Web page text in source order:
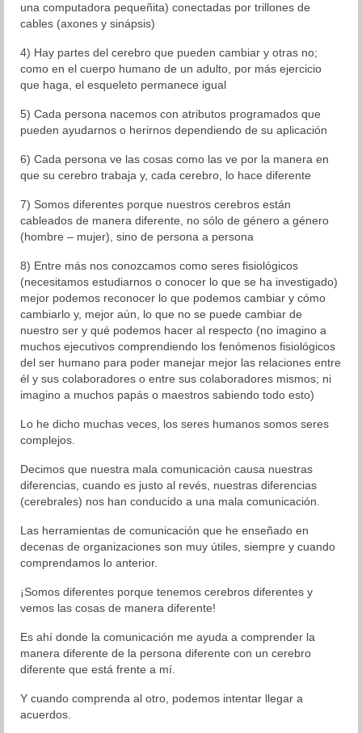
una computadora pequeñita) conectadas por trillones de
cables (axones y sinápsis)
4) Hay partes del cerebro que pueden cambiar y otras no;
como en el cuerpo humano de un adulto, por más ejercicio
que haga, el esqueleto permanece igual
5) Cada persona nacemos con atributos programados que
pueden ayudarnos o herirnos dependiendo de su aplicación
6) Cada persona ve las cosas como las ve por la manera en
que su cerebro trabaja y, cada cerebro, lo hace diferente
7) Somos diferentes porque nuestros cerebros están
cableados de manera diferente, no sólo de género a género
(hombre – mujer), sino de persona a persona
8) Entre más nos conozcamos como seres fisiológicos
(necesitamos estudiarnos o conocer lo que se ha investigado)
mejor podemos reconocer lo que podemos cambiar y cómo
cambiarlo y, mejor aún, lo que no se puede cambiar de
nuestro ser y qué podemos hacer al respecto (no imagino a
muchos ejecutivos comprendiendo los fenómenos fisiológicos
del ser humano para poder manejar mejor las relaciones entre
él y sus colaboradores o entre sus colaboradores mismos; ni
imagino a muchos papás o maestros sabiendo todo esto)
Lo he dicho muchas veces, los seres humanos somos seres
complejos.
Decimos que nuestra mala comunicación causa nuestras
diferencias, cuando es justo al revés, nuestras diferencias
(cerebrales) nos han conducido a una mala comunicación.
Las herramientas de comunicación que he enseñado en
decenas de organizaciones son muy útiles, siempre y cuando
comprendamos lo anterior.
¡Somos diferentes porque tenemos cerebros diferentes y
vemos las cosas de manera diferente!
Es ahí donde la comunicación me ayuda a comprender la
manera diferente de la persona diferente con un cerebro
diferente que está frente a mí.
Y cuando comprenda al otro, podemos intentar llegar a
acuerdos.